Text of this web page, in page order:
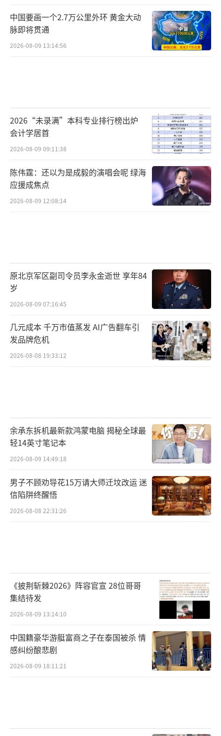
中国要画一个2.7万公里外环 黄金大动
脉即将贯通
2026-08-09 13:14:56
2026“未录满”本科专业排行榜出炉
会计学居首
2026-08-09 09:11:38
陈伟霆：还以为是成毅的演唱会呢 绿海
应援成焦点
2026-08-09 12:08:14
原北京军区副司令员李永金逝世 享年84
岁
2026-08-09 07:16:45
几元成本 千万市值蒸发 AI广告翻车引
发品牌危机
2026-08-08 19:33:12
余承东拆机最新款鸿蒙电脑 揭秘全球最
轻14英寸笔记本
2026-08-09 14:49:18
男子不顾劝导花15万请大师迁坟改运 迷
信陷阱终醒悟
2026-08-08 22:31:26
《披荆斩棘2026》阵容官宣 28位哥哥
集结待发
2026-08-09 13:14:10
中国籍豪华游艇富商之子在泰国被杀 情
感纠纷酿悲剧
2026-08-09 18:11:21